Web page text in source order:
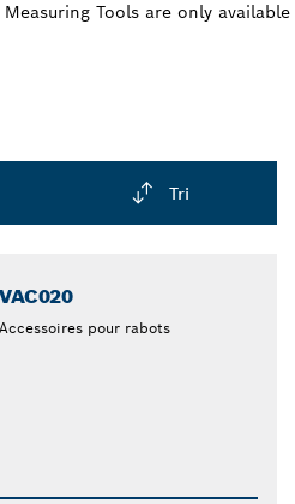
Tools are only available
Tri
VAC020
Accessoires pour rabots